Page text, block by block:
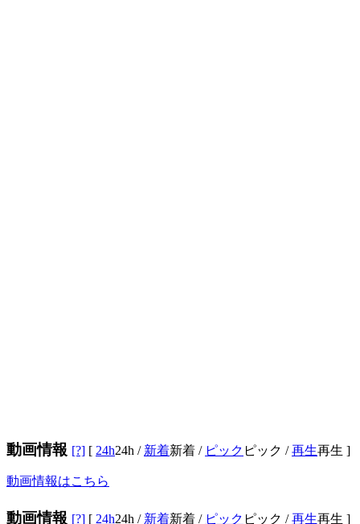
動画情報 [?] [ 24h24h / 新着新着 / ピック ピック /再生再生 ]
動画情報はこちら
動画情報 [?] [ 24h24h / 新着新着 / ピック ピック /再生再生 ]